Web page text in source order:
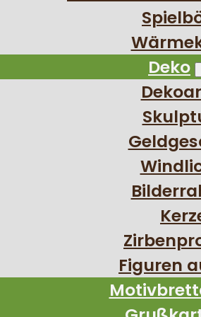
Deko
Figuren